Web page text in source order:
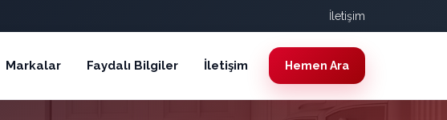
İletişim
Markalar Faydalı Bilgiler İletişim Hemen Ara